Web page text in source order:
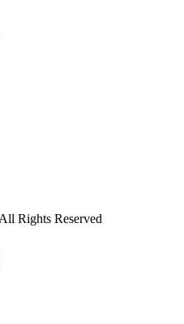
Rights Reserved